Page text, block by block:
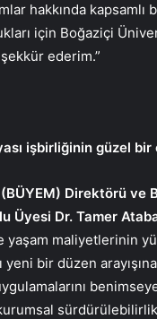
hakkında kapsamlı
için Boğaziçi
ederim.”
işbirliğinin güzel bir
Direktörü ve
Üyesi Dr. Tamer
yaşam maliyetlerinin
yeni bir düzen
sürdürülebilirlik